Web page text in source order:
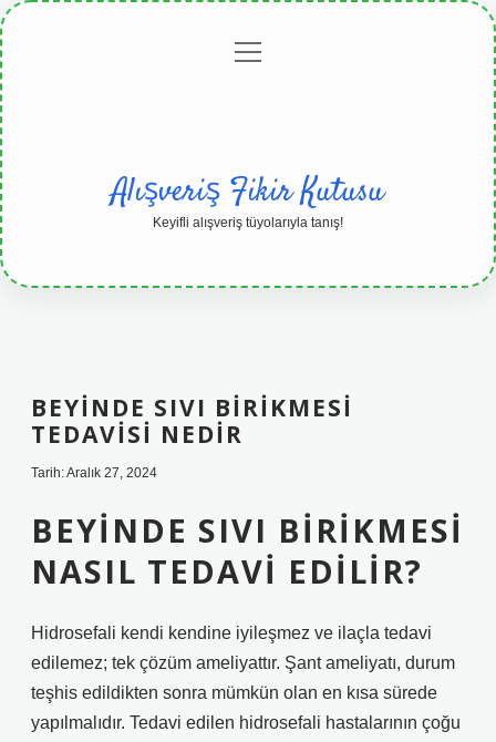
Gizlilikmenüyü
Alışveriş Fikir Kutusu
Keyifli alışveriş tüyolarıyla tanış!
BEYINDE SIVI BIRIKMESI
TEDAVISI NEDIR
Tarih: Aralık 27, 2024
BEYINDE SIVI BIRIKMESI
NASIL TEDAVI EDILIR?
Hidrosefali kendi kendine iyileşmez ve ilaçla tedavi
edilemez; tek çözüm ameliyattır. Şant ameliyatı, durum
teşhis edildikten sonra mümkün olan en kısa sürede
yapılmalıdır. Tedavi edilen hidrosefali hastalarının çoğu